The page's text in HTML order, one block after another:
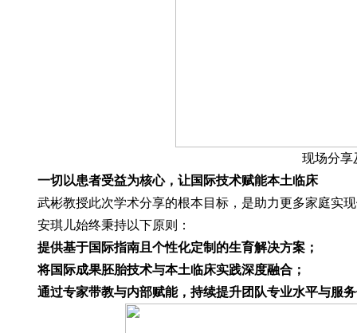
现场分享
一切以患者受益为核心，让国际技术赋能本土临床
武彬教授此次学术分享的根本目标，是助力更多家庭实
安琪儿始终秉持以下原则：
提供基于国际指南且个性化定制的生育解决方案；
将国际成果胚胎技术与本土临床实践深度融合；
通过专家带教与内部赋能，持续提升团队专业水平与服